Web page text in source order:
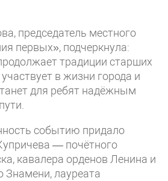
председатель местного
первых», подчеркнула:
традиции старших
в жизни города и
для ребят надёжным
событию придало
— почётного
кавалера орденов Ленина и
Знамени, лауреата